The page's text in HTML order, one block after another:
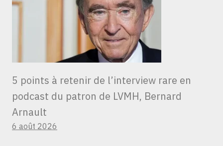
5 points à retenir de l’interview rare en
podcast du patron de LVMH, Bernard
Arnault
6 août 2026